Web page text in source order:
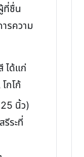
ที่ชื่น
รความ
ได้แก่
กโก้
นิ้ว)
ระที่